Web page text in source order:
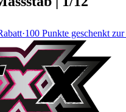
·100 Punkte geschenkt